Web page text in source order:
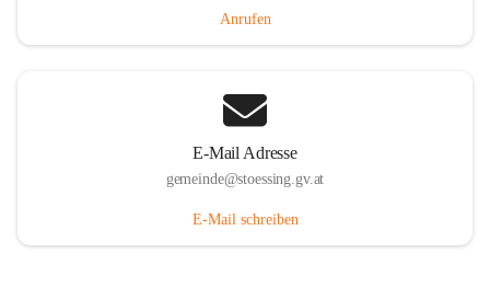
Anrufen
E-Mail Adresse
gemeinde@stoessing.gv.at
E-Mail schreiben